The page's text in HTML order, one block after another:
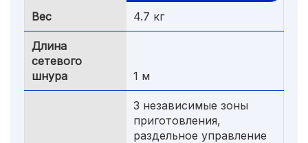
Вес 4.7 кг
Длина
сетевого
шнура
1 м
3 независимые зоны
приготовления,
раздельное управление